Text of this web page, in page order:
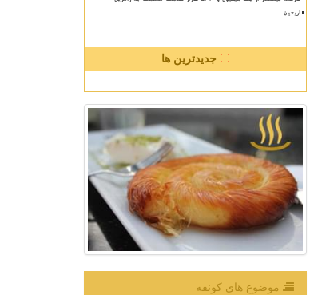
اربعین
جدیدترین ها
موضوع های كونفه